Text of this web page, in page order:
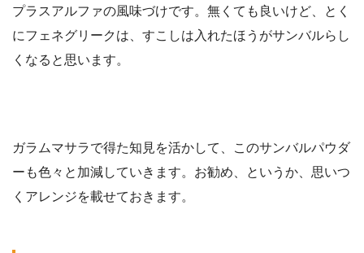
プラスアルファの風味づけです。無くても良いけど、とく
にフェネグリークは、すこしは入れたほうがサンバルらし
くなると思います。
ガラムマサラで得た知見を活かして、このサンバルパウダ
ーも色々と加減していきます。お勧め、というか、思いつ
くアレンジを載せておきます。